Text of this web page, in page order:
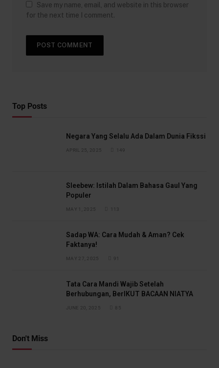
Save my name, email, and website in this browser
for the next time I comment.
Top Posts
Negara Yang Selalu Ada Dalam Dunia Fikssi
APRIL 25, 2025 149
Sleebew: Istilah Dalam Bahasa Gaul Yang
Populer
MAY 1, 2025 113
Sadap WA: Cara Mudah & Aman? Cek
Faktanya!
MAY 27, 2025 91
Tata Cara Mandi Wajib Setelah
Berhubungan, BerIKUT BACAAN NIATYA
JUNE 20, 2025 85
Don't Miss